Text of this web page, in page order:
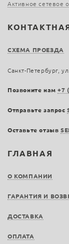
ГЛАВНАЯ
О КОМПАНИИ
ГАРАНТИЯ И
ДОСТАВКА
ОПЛАТА
Активное сетевое
СХЕМА ПРОЕЗДА
Санкт-Петербург,
Позвоните нам+7
Отправьте запрос
Оставьте отзыв